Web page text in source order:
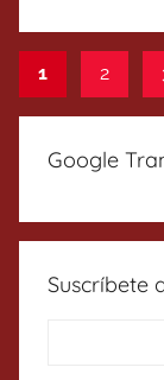
de
entradas
1 2
Google
Suscríbete